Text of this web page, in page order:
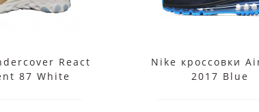
React
87 White
Nike кроссовки
2017 Blue